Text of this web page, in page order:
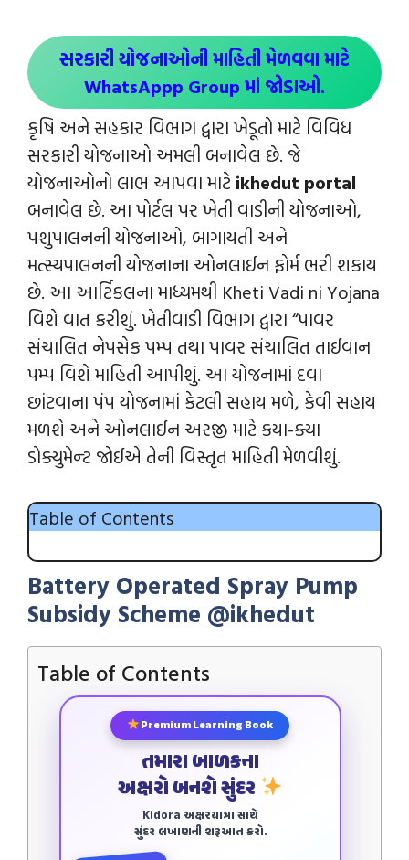
સરકારી યોજનાઓની માહિતી મેળવવા માટે
WhatsAppp Group માં જોડાઓ.
કૃષિ અને સહકાર વિભાગ દ્વારા ખેડૂતો માટે વિવિધ
સરકારી યોજનાઓ અમલી બનાવેલ છે. જે
યોજનાઓનો લાભ આપવા માટે ikhedut portal
બનાવેલ છે. આ પોર્ટલ પર ખેતી વાડીની યોજનાઓ,
પશુપાલનની યોજનાઓ, બાગાયતી અને
મત્સ્યપાલનની યોજનાના ઓનલાઈન ફોર્મ ભરી શકાય
છે. આ આર્ટિકલના માધ્યમથી Kheti Vadi ni Yojana
વિશે વાત કરીશું. ખેતીવાડી વિભાગ દ્વારા “પાવર
સંચાલિત નેપસેક પમ્પ તથા પાવર સંચાલિત તાઈવાન
પમ્પ વિશે માહિતી આપીશું. આ યોજનામાં દવા
છાંટવાના પંપ યોજનામાં કેટલી સહાય મળે, કેવી સહાય
મળશે અને ઓનલાઈન અરજી માટે કયા-ક્યા
ડોક્યુમેન્‍ટ જોઈએ તેની વિસ્તૃત માહિતી મેળવીશું.
Table of Contents
Battery Operated Spray Pump
Subsidy Scheme @ikhedut
Table of Contents
Premium Learning Book
તમારા બાળકના
અક્ષરો બનશે સુંદર
Kidora અક્ષરયાત્રા સાથે
સુંદર લખાણની શરૂઆત કરો.